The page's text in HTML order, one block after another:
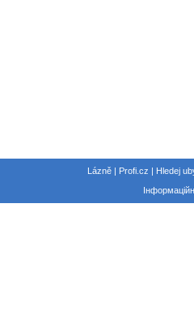
Lázně | Profi.cz | Hledej